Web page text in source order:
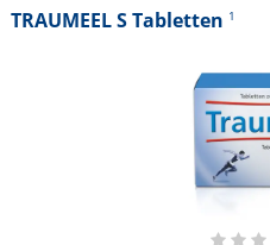
TRAUMEEL S Tabletten 1